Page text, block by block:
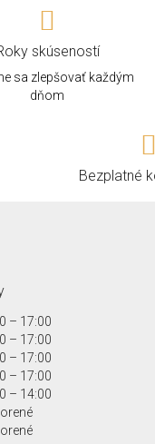
skúseností
sa zlepšovať každým
dňom
Bezplatné
– 17:00
– 17:00
– 17:00
– 17:00
– 14:00